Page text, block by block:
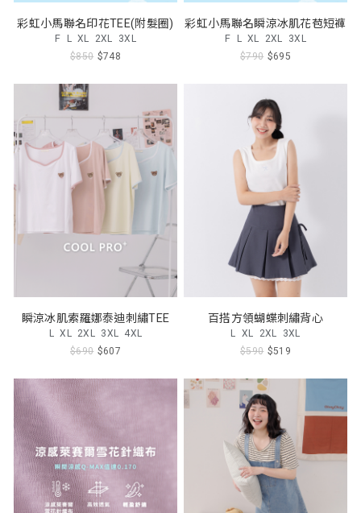
彩虹小馬聯名印花TEE(附髮圈)
F L XL 2XL 3XL
$850 $748
彩虹小馬聯名瞬涼冰肌花苞短褲
F L XL 2XL 3XL
$790 $695
瞬涼冰肌索羅娜泰迪刺繡TEE
L XL 2XL 3XL 4XL
$690 $607
百搭方領蝴蝶刺繡背心
L XL 2XL 3XL
$590 $519